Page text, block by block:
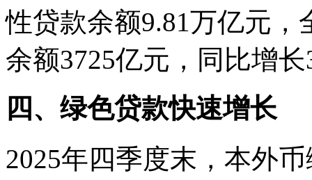
性贷款余额9.81万亿元，
余额3725亿元，同比增长
四、绿色贷款快速增长
2025年四季度末，本外